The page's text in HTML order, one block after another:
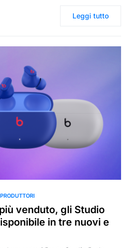
Leggi tutto
PRODUTTORI
venduto, gli Studio
in tre nuovi e